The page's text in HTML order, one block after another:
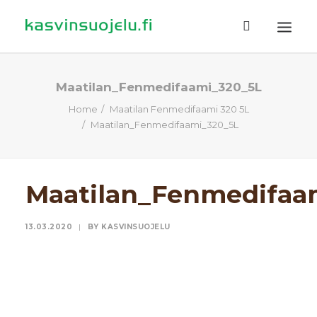
ETUSIVU
TUOTTEET
TILAUSOHJEET
YHTEYSTIEDOT
Maatilan_Fenmedifaami_320_5L
Home
Maatilan Fenmedifaami 320 5L
Maatilan_Fenmedifaami_320_5L
13.03.2020 | BY KASVINSUOJELU